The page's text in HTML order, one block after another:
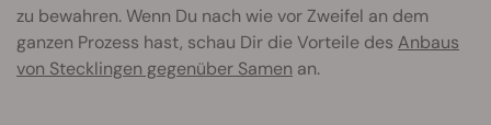
zu bewahren. Wenn Du nach wie vor Zweifel an dem
ganzen Prozess hast, schau Dir die Vorteile des Anbaus
von Stecklingen gegenüber Samen an.